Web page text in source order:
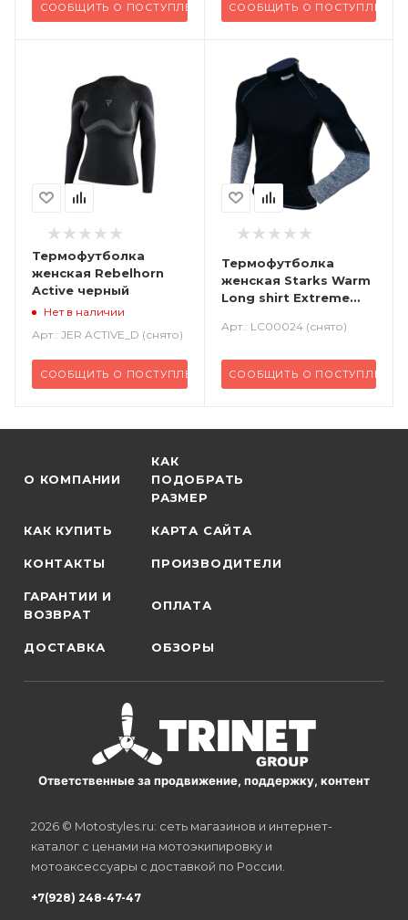
СООБЩИТЬ О ПОСТУПЛЕНИИ СООБЩИТЬ О ПОСТУПЛЕНИИ
Термофутболка
женская Rebelhorn
Active черный
Нет в наличии
Арт.: JER ACTIVE_D (снято)
СООБЩИТЬ О ПОСТУПЛЕНИИ
Термофутболка
женская Starks Warm
Long shirt Extreme
Арт.: LC00024 (снято)
СООБЩИТЬ О ПОСТУПЛЕНИИ
О КОМПАНИИ
КАК
ПОДОБРАТЬ
РАЗМЕР
КАК КУПИТЬ КАРТА САЙТА
КОНТАКТЫ ПРОИЗВОДИТЕЛИ
ГАРАНТИИ И
ВОЗВРАТ
ОПЛАТА
ДОСТАВКА ОБЗОРЫ
Ответственные за продвижение, поддержку, контент
2026 © Motostyles.ru: сеть магазинов и интернет-
каталог с ценами на мотоэкипировку и
мотоаксессуары с доставкой по России.
+7(928) 248-47-47